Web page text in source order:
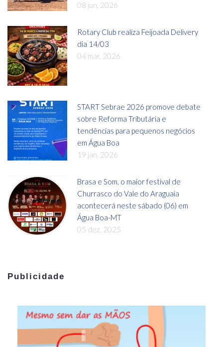
08 jun, 2026
Rotary Club realiza Feijoada Delivery
dia 14/03
04 mar, 2026
START Sebrae 2026 promove debate
sobre Reforma Tributária e
tendências para pequenos negócios
em Água Boa
19 jan, 2026
Brasa e Som, o maior festival de
Churrasco do Vale do Araguaia
acontecerá neste sábado (06) em
Água Boa-MT
05 dez, 2025
Publicidade